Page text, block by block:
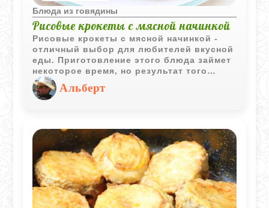
Блюда из говядины
Рисовые крокеты с мясной начинкой
Рисовые крокеты с мясной начинкой -
отличный выбор для любителей вкусной
еды. Приготовление этого блюда займет
некоторое время, но результат того
стоит. Эти крокеты могут служить как
изысканной закуской, так и сытным
основным блюдом. Вы можете
предпочтениями, создавая каждый раз
что-то новое и уникальное.
Альберт